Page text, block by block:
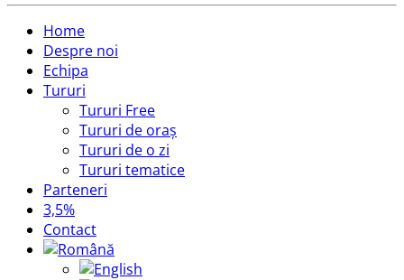
Home
Despre noi
Echipa
Tururi
Tururi Free
Tururi de oraș
Tururi de o zi
Tururi tematice
Parteneri
3,5%
Contact